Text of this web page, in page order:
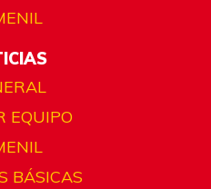
EQUIPO
BÁSICAS